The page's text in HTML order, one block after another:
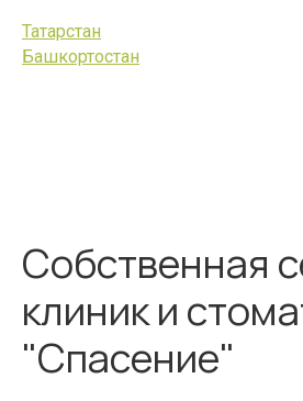
Татарстан
Башкортостан
Собственная
клиник и
"Спасение"